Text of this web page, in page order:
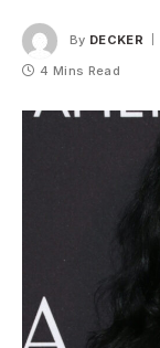
By DECKER
4 Mins Read